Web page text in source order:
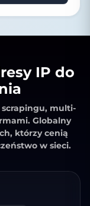
IP do
multi-
Globalny
którzy cenią
w sieci.